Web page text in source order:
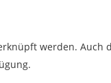
werden. Auch